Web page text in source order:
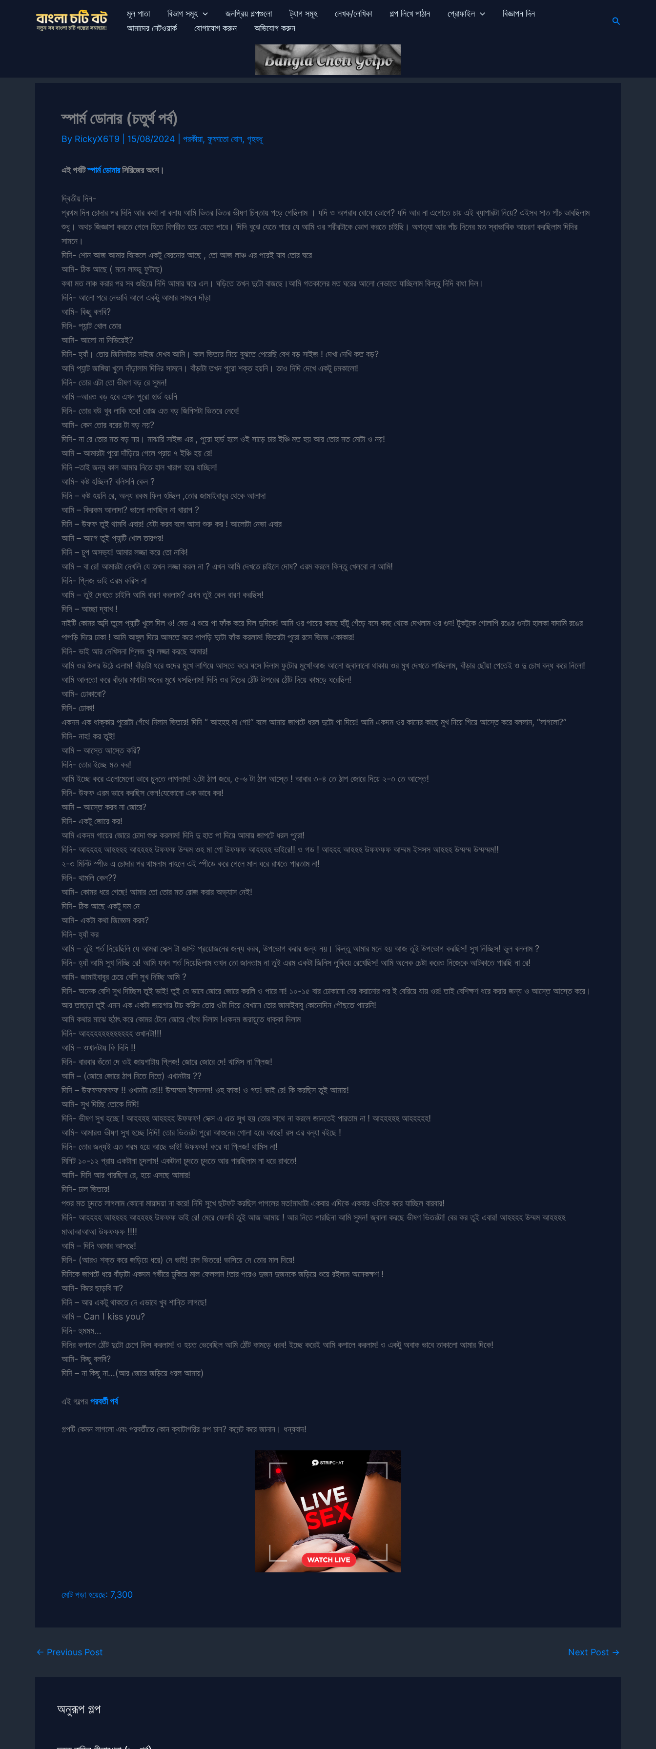
মূল পাতা বিভাগ সমূহ জনপ্রিয় গল্পগুলো ট্যাগ সমূহ লেখক/লেখিকা গল্প লিখে পাঠান প্রোফাইল
বিজ্ঞাপন দিন
আমাদের নেটওয়ার্ক
যোগাযোগ করুন অভিযোগ করুন
Search
স্পার্ম ডোনার (চতুর্থ পর্ব)
By RickyX6T9 15/08/2024 পরকীয়া, ফুফাতো বোন, গৃহবধূ
এই পর্বটিস্পার্ম ডোনারসিরিজের অংশ।
দ্বিতীয় দিন-
প্রথম দিন চোদার পর দিদি আর কথা না বলায় আমি ভিতর ভিতর ভীষণ চিন্তায় পড়ে গেছিলাম । যদি ও অপরাধ বোধে ভোগে? যদি আর না এগোতে চায় এই ব্যাপারটা নিয়ে? এইসব সাত পাঁচ ভাবছিলাম
শুধু। অথচ জিজ্ঞাসা করতে গেলে হিতে বিপরীত হয়ে যেতে পারে। দিদি বুঝে যেতে পারে যে আমি ওর শরীরটাকে ভোগ করতে চাইছি। অগত্যা আর পাঁচ দিনের মত স্বাভাবিক আচরণ করছিলাম দিদির
সামনে।
দিদি- শোন আজ আমার বিকেলে একটু বেরনোর আছে , তো আজ লাঞ্চ এর পরেই যাব তোর ঘরে
আমি- ঠিক আছে ( মনে লাড্ডু ফুটছে)
কথা মত লাঞ্চ করার পর সব গুছিয়ে দিদি আমার ঘরে এল। ঘড়িতে তখন দুটো বাজছে।আমি গতকালের মত ঘরের আলো নেভাতে যাচ্ছিলাম কিন্তু দিদি বাধা দিল।
দিদি- আলো পরে নেভাবি আগে একটু আমার সামনে দাঁড়া
আমি- কিছু বলবি?
দিদি- প্যান্ট খোল তোর
আমি- আলো না নিভিয়েই?
দিদি- হ্যাঁ। তোর জিনিসটার সাইজ দেখব আমি। কাল ভিতরে নিয়ে বুঝতে পেরেছি বেশ বড় সাইজ ! দেখা দেখি কত বড়?
আমি প্যান্ট জাঙ্গিয়া খুলে দাঁড়ালাম দিদির সামনে। বাঁড়াটা তখন পুরো শক্ত হয়নি। তাও দিদি দেখে একটু চমকালো!
দিদি- তোর এটা তো ভীষণ বড় রে সুমন!
আমি –আরও বড় হবে এখন পুরো হার্ড হয়নি
দিদি- তোর বউ খুব লাকি হবে! রোজ এত বড় জিনিসটা ভিতরে নেবে!
আমি- কেন তোর বরের টা বড় নয়?
দিদি- না রে তোর মত বড় নয়। মাঝারি সাইজ এর , পুরো হার্ড হলে ওই সাড়ে চার ইঞ্চি মত হয় আর তোর মত মোটা ও নয়!
আমি – আমারটা পুরো দাঁড়িয়ে গেলে প্রায় ৭ ইঞ্চি হয় রে!
দিদি –তাই জন্য কাল আমার নিতে হাল খারাপ হয়ে যাচ্ছিল!
আমি- কষ্ট হচ্ছিল? বলিসনি কেন ?
দিদি – কষ্ট হয়নি রে, অন্য রকম ফিল হচ্ছিল ,তোর জামাইবাবুর থেকে আলাদা
আমি – কিরকম আলাদা? ভালো লাগছিল না খারাপ ?
দিদি – উফফ তুই থামবি এবার! যেটা করব বলে আসা শুরু কর ! আলোটা নেভা এবার
আমি – আগে তুই প্যান্টি খোল তারপর!
দিদি – চুপ অসভ্য! আমার লজ্জা করে তো নাকি!
আমি – বা রে! আমারটা দেখলি যে তখন লজ্জা করল না ? এখন আমি দেখতে চাইলে দোষ? এরম করলে কিন্তু খেলবো না আমি!
দিদি- প্লিজ ভাই এরম করিস না
আমি – তুই দেখতে চাইলি আমি বারণ করলাম? এখন তুই কেন বারণ করছিস!
দিদি – আচ্ছা দ্যাখ !
নাইটি কোমর অব্দি তুলে প্যান্টি খুলে দিল ও! বেড এ শুয়ে পা ফাঁক করে দিল দুদিকে! আমি ওর পায়ের কাছে হাঁটু গেঁড়ে বসে কাছ থেকে দেখলাম ওর গুদ! টুকটুকে গোলাপি রঙের গুদটা হালকা বাদামি রঙের
পাপড়ি দিয়ে ঢাকা ! আমি আঙ্গুল দিয়ে আসতে করে পাপড়ি দুটো ফাঁক করলাম! ভিতরটা পুরো রসে ভিজে একাকার!
দিদি- ভাই আর দেখিসনা প্লিজ খুব লজ্জা করছে আমার!
আমি ওর উপর উঠে এলাম! বাঁড়াটা ধরে গুদের মুখে লাগিয়ে আসতে করে ঘসে দিলাম ফুটোর মুখে!আজ আলো জ্বালানো থাকায় ওর মুখ দেখতে পাচ্ছিলাম, বাঁড়ার ছোঁয়া পেতেই ও দু চোখ বন্ধ করে নিলো!
আমি আলতো করে বাঁড়ার মাথাটা গুদের মুখে ঘসছিলাম! দিদি ওর নিচের ঠোঁট উপরের ঠোঁট দিয়ে কামড়ে ধরেছিল!
আমি- ঢোকাবো?
দিদি- ঢোকা!
একদম এক ধাক্কায় পুরোটা গেঁথে দিলাম ভিতরে! দিদি “ আহহহ মা গো!” বলে আমায় জাপটে ধরল দুটো পা দিয়ে! আমি একদম ওর কানের কাছে মুখ নিয়ে গিয়ে আস্তে করে বললাম, “লাগলো?”
দিদি- নাহ! কর তুই!
আমি – আস্তে আস্তে করি?
দিদি- তোর ইচ্ছে মত কর!
আমি ইচ্ছে করে এলোমেলো ভাবে চুদতে লাগলাম! ২টো ঠাপ জরে, ৫-৬ টা ঠাপ আস্তে ! আবার ৩-৪ তে ঠাপ জোরে দিয়ে ২-৩ তে আস্তে!
দিদি- উফফ এরম ভাবে করছিস কেন!যেকোনো এক ভাবে কর!
আমি – আস্তে করব না জোরে?
দিদি- একটু জোরে কর!
আমি একদম গায়ের জোরে চোদা শুরু করলাম! দিদি দু হাত পা দিয়ে আমায় জাপটে ধরল পুরো!
দিদি- আহহহহ আহহহহ আহহহহ উফফফ উম্মম ওহ মা গো উফফফ আহহহহ ভাইরে!! ও গড ! আহহহ আহহহ উফফফফ আম্মম ইসসস আহহহ উম্মম্ম উম্মম্মম!!
২-৩ মিনিট স্পীড এ চোদার পর থামলাম নাহলে এই স্পীডে করে গেলে মাল ধরে রাখতে পারতাম না!
দিদি- থামলি কেন??
আমি- কোমর ধরে গেছে! আমার তো তোর মত রোজ করার অভ্যাস নেই!
দিদি- ঠিক আছে একটু দম নে
আমি- একটা কথা জিজ্ঞেস করব?
দিদি- হ্যাঁ কর
আমি – তুই শর্ত দিয়েছিলি যে আমরা সেক্স টা জাস্ট প্রয়োজনের জন্য করব, উপভোগ করার জন্য নয়। কিন্তু আমার মনে হয় আজ তুই উপভোগ করছিস! সুখ নিচ্ছিস! ভুল বললাম ?
দিদি- হ্যাঁ আমি সুখ নিচ্ছি রে! আমি যখন শর্ত দিয়েছিলাম তখন তো জানতাম না তুই এরম একটা জিনিস লুকিয়ে রেখেছিস! আমি অনেক চেষ্টা করেও নিজেকে আটকাতে পারছি না রে!
আমি- জামাইবাবুর চেয়ে বেশি সুখ দিচ্ছি আমি ?
দিদি- অনেক বেশি সুখ দিচ্ছিস তুই ভাই! তুই যে ভাবে জোরে জোরে করলি ও পারে না! ১০-১৫ বার ঢোকানো বের করানোর পর ই বেরিয়ে যায় ওর! তাই বেশিক্ষণ ধরে করার জন্য ও আস্তে আস্তে করে।
আর তাছাড়া তুই এমন এক একটা জায়গায় টাচ করিস তোর ওটা দিয়ে যেখানে তোর জামাইবাবু কোনোদিন পৌছতে পারেনি!
আমি কথার মাঝে হঠাৎ করে কোমর টেনে জোরে গেঁথে দিলাম !একদম জরায়ুতে ধাক্কা দিলাম
দিদি- আহহহহহহহহহহহহ ওখানটা!!!
আমি – ওখানটায় কি দিদি !!
দিদি- বারবার গুঁতো দে ওই জায়গাটায় প্লিজ! জোরে জোরে দে! থামিস না প্লিজ!
আমি – (জোরে জোরে ঠাপ দিতে দিতে) এখানটায় ??
দিদি – উফফফফফফ !! ওখানটা রে!!! উম্মম্মম ইসসসস! ওহ ফাক! ও গড! ভাই রে! কি করছিস তুই আমায়!
আমি- সুখ দিচ্ছি তোকে দিদি!
দিদি- ভীষণ সুখ হচ্ছে ! আহহহহ আহহহহ উফফফ! সেক্স এ এত সুখ হয় তোর সাথে না করলে জানতেই পারতাম না ! আহহহহহ আহহহহহ!
আমি- আমারও ভীষণ সুখ হচ্ছে দিদি! তোর ভিতরটা পুরো আগুনের গোলা হয়ে আছে! রস এর বন্যা বইছে !
দিদি- তোর জন্যই এত গরম হয়ে আছে ভাই! উফফফ! করে যা প্লিজ! থামিস না!
মিনিট ১০-১২ প্রায় একটানা চুদলাম! একটানা চুদতে চুদতে আর পারছিলাম না ধরে রাখতে!
আমি- দিদি আর পারছিনা রে, হয়ে এসছে আমার!
দিদি- ঢাল ভিতরে!
পশুর মত চুদতে লাগলাম কোনো মায়াদয়া না করে! দিদি সুখে ছটফট করছিল পাগলের মত!মাথাটা একবার এদিকে একবার ওদিকে করে যাচ্ছিল বারবার!
দিদি- আহহহহ আহহহহ আহহহহ উফফফ ভাই রে! মেরে ফেলবি তুই আজ আমায় ! আর নিতে পারছিনা আমি সুমন! জ্বালা করছে ভীষণ ভিতরটা! বের কর তুই এবার! আহহহহ উম্মম আহহহহ
মাআআআআ উফফফফ !!!!
আমি – দিদি আমার আসছে!
দিদি- (আরও শক্ত করে জড়িয়ে ধরে) দে ভাই! ঢাল ভিতরে! ভাসিয়ে দে তোর মাল দিয়ে!
দিদিকে জাপটে ধরে বাঁড়াটা একদম গভীরে ঢুকিয়ে মাল ফেললাম !তার পরেও দুজন দুজনকে জড়িয়ে শুয়ে রইলাম অনেকক্ষণ !
আমি- কিরে ছাড়বি না?
দিদি – আর একটু থাকতে দে এভাবে খুব শান্তি লাগছে!
আমি – Can I kiss you?
দিদি- হুমমম…
দিদির কপালে ঠোঁট দুটো চেপে কিস করলাম! ও হয়ত ভেবেছিল আমি ঠোঁট কামড়ে ধরব! ইচ্ছে করেই আমি কপালে করলাম! ও একটু অবাক ভাবে তাকালো আমার দিকে!
আমি- কিছু বলবি?
দিদি – না কিছু না…(আর জোরে জড়িয়ে ধরল আমায়)
এই গল্পের পরবর্তী পর্ব
গল্পটি কেমন লাগলো এবং পরবর্তীতে কোন ক্যাটাগরির গল্প চান? কমেন্ট করে জানান। ধন্যবাদ!
মোট পড়া হয়েছে: 7,300
← Previous Post Next Post →
অনুরূপ গল্প